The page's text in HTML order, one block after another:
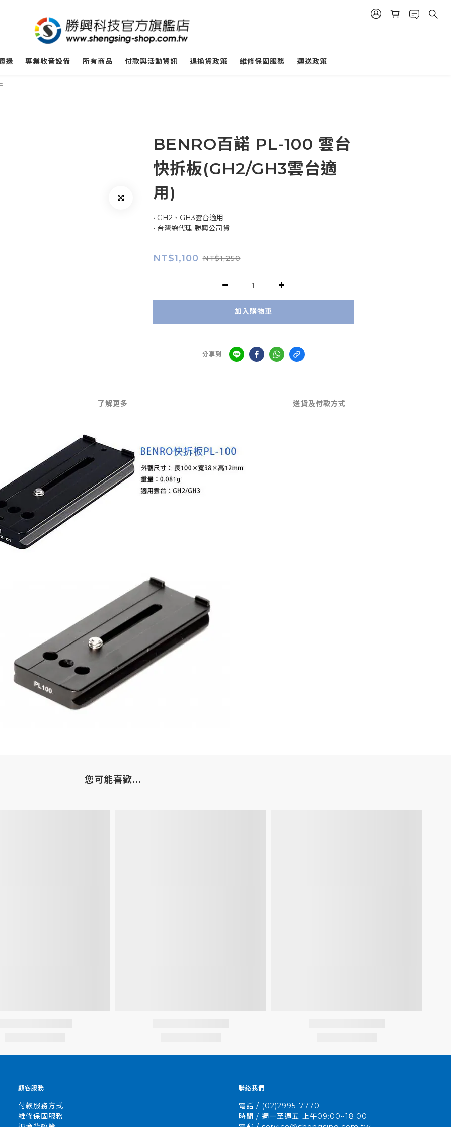
邊 專業收音設備 所有商品 付款與活動資訊 退換貨政策 維修保固服務 運送政策
BENRO百諾 PL-100 雲台
快拆板(GH2/GH3雲台適
用)
• GH2、GH3雲台適用
• 台灣總代理 勝興公司貨
NT$1,100 NT$1,250
加入購物車
分享到
了解更多 送貨及付款方式
您可能喜歡...
顧客服務
付款服務方式
維修保固服務
聯絡我們
電話 / (02)2995-7770
時間 / 週一至週五 上午09:00~18:00